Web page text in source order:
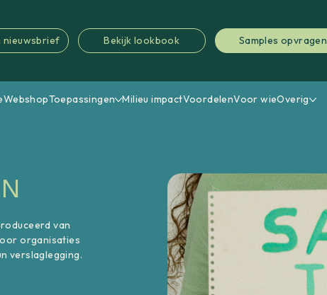
nieuwsbrief Bekijk lookbook Samples opvragen
WebshopToepassingen Milieu impactVoordelenVoor wieOverig
van
organisaties
verslaglegging.